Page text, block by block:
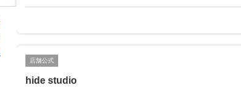
店舗公式
hide studio